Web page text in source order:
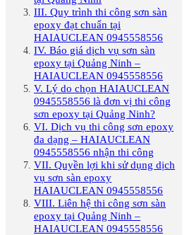
III. Quy trình thi công sơn sàn
epoxy đạt chuẩn tại
HAIAUCLEAN 0945558556
IV. Báo giá dịch vụ sơn sàn
epoxy tại Quảng Ninh –
HAIAUCLEAN 0945558556
V. Lý do chọn HAIAUCLEAN
0945558556 là đơn vị thi công
sơn epoxy tại Quảng Ninh?
VI. Dịch vụ thi công sơn epoxy
đa dạng – HAIAUCLEAN
0945558556 nhận thi công
VII. Quyền lợi khi sử dụng dịch
vụ sơn sàn epoxy
HAIAUCLEAN 0945558556
VIII. Liên hệ thi công sơn sàn
epoxy tại Quảng Ninh –
HAIAUCLEAN 0945558556